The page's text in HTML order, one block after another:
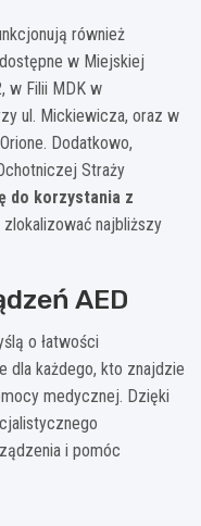
również
w Miejskiej
w Filii MDK w
ul. Mickiewicza, oraz w
Dodatkowo,
Straży
do korzystania z
zlokalizować najbliższy
AED
o łatwości
dla każdego, kto znajdzie
medycznej. Dzięki
i pomóc